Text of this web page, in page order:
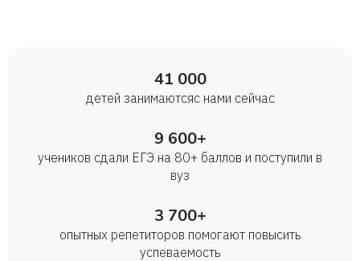
41 000
детей занимаются с нами сейчас
9 600+
учеников сдали ЕГЭ на 80+ баллов и поступили в
вуз
3 700+
опытных репетиторов помогают повысить
успеваемость